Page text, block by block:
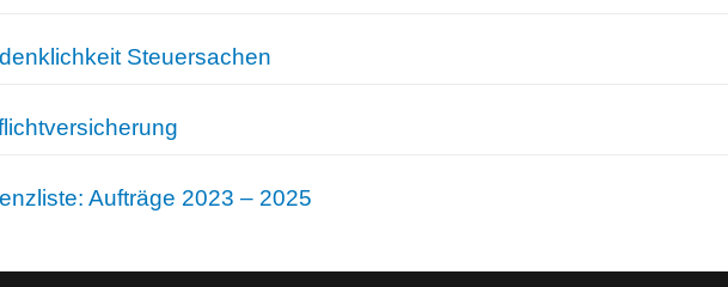
Steuersachen
Aufträge 2023 – 2025